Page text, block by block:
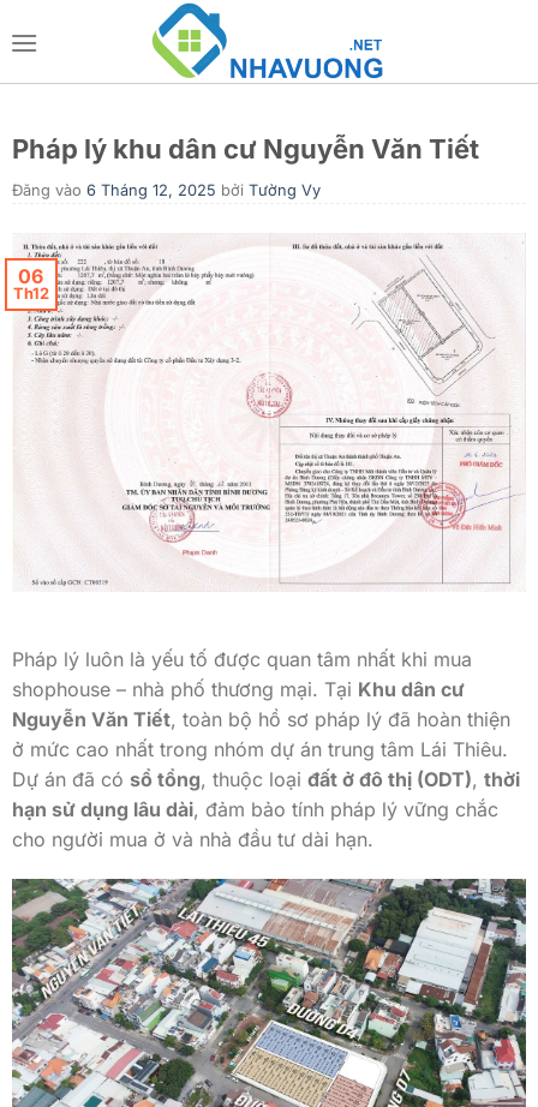
qua
Pháp lý khu dân cư Nguyễn Văn Tiết
Đăng vào 6 Tháng 12, 2025 bởi Tường Vy
06
Th12
Pháp lý luôn là yếu tố được quan tâm nhất khi mua
shophouse – nhà phố thương mại. Tại Khu dân cư
Nguyễn Văn Tiết, toàn bộ hồ sơ pháp lý đã hoàn thiện
ở mức cao nhất trong nhóm dự án trung tâm Lái Thiêu.
Dự án đã có sổ tổng, thuộc loại đất ở đô thị (ODT), thời
hạn sử dụng lâu dài, đảm bảo tính pháp lý vững chắc
cho người mua ở và nhà đầu tư dài hạn.